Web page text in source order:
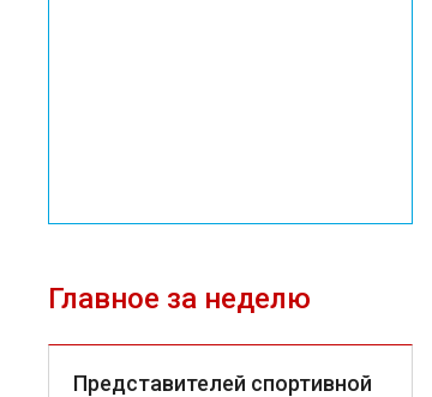
Главное за неделю
Представителей спортивной